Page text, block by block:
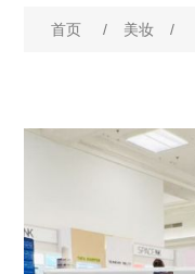
首页 / 美妆 /